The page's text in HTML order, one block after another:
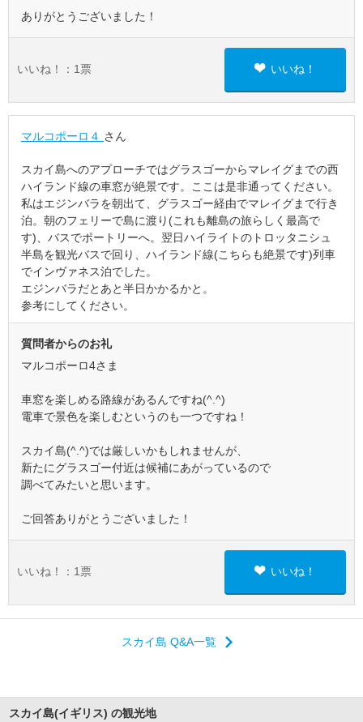
ありがとうございました！
いいね！： 1 票 いいね！
マルコポーロ４ さん
スカイ島へのアプローチではグラスゴーからマレイグまでの西
ハイランド線の車窓が絶景です。ここは是非通ってください。
私はエジンバラを朝出て、グラスゴー経由でマレイグまで行き
泊。朝のフェリーで島に渡り(これも離島の旅らしく最高で
す)、バスでポートリーへ。翌日ハイライトのトロッタニシュ
半島を観光バスで回り、ハイランド線(こちらも絶景です)列車
でインヴァネス泊でした。
エジンバラだとあと半日かかるかと。
参考にしてください。
質問者からのお礼
マルコポーロ4さま
車窓を楽しめる路線があるんですね(^.^)
電車で景色を楽しむというのも一つですね！
スカイ島(^.^)では厳しいかもしれませんが、
新たにグラスゴー付近は候補にあがっているので
調べてみたいと思います。
ご回答ありがとうございました！
いいね！： 1 票 いいね！
スカイ島 Q&A一覧
スカイ島(イギリス) の観光地